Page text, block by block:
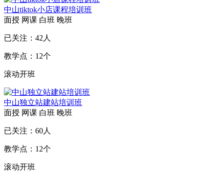
中山tiktok小店课程培训班
面授 网课 白班 晚班
已关注： 42 人
教学点： 12个
滚动开班
中山独立站建站培训班
面授 网课 白班 晚班
已关注： 60人
教学点： 12个
滚动开班